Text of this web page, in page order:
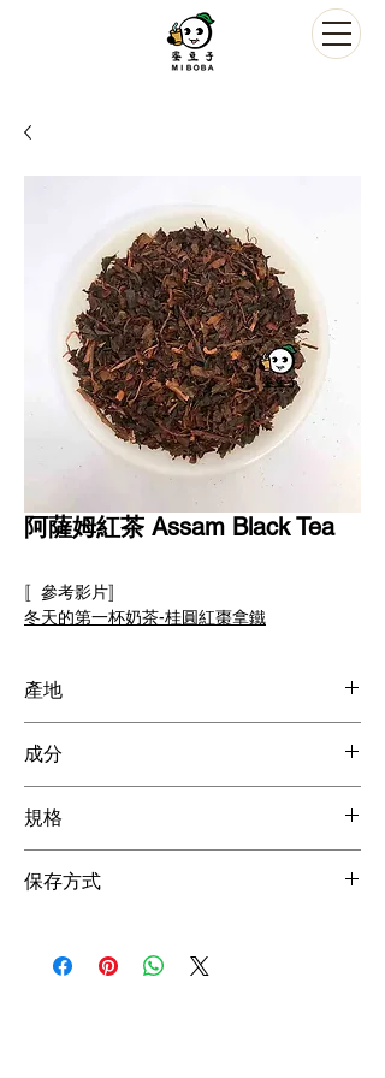
阿薩姆紅茶 Assam Black Tea
〚參考影片〛
冬天的第一杯奶茶-桂圓紅棗拿鐵
產地
成分
規格
保存方式